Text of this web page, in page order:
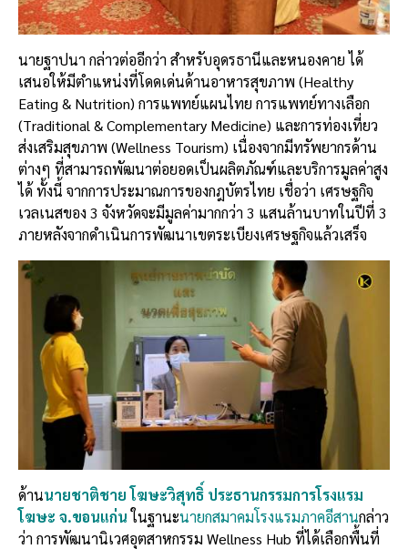
นายฐาปนา กล่าวต่ออีกว่า สำหรับอุดรธานีและหนองคาย ได้
เสนอให้มีตำแหน่งที่โดดเด่นด้านอาหารสุขภาพ (Healthy
Eating & Nutrition) การแพทย์แผนไทย การแพทย์ทางเลือก
(Traditional & Complementary Medicine) และการท่องเที่ยว
ส่งเสริมสุขภาพ (Wellness Tourism) เนื่องจากมีทรัพยากรด้าน
ต่างๆ ที่สามารถพัฒนาต่อยอดเป็นผลิตภัณฑ์และบริการมูลค่าสูง
ได้ ทั้งนี้ จากการประมาณการของกฎบัตรไทย เชื่อว่า เศรษฐกิจ
เวลเนสของ 3 จังหวัดจะมีมูลค่ามากกว่า 3 แสนล้านบาทในปีที่ 3
ภายหลังจากดำเนินการพัฒนาเขตระเบียงเศรษฐกิจแล้วเสร็จ
ด้านนายชาติชาย โฆษะวิสุทธิ์ ประธานกรรมการโรงแรม
โฆษะ จ.ขอนแก่นในฐานะนายกสมาคมโรงแรมภาคอีสานกล่าว
ว่า การพัฒนานิเวศอุตสาหกรรม Wellness Hub ที่ได้เลือกพื้นที่